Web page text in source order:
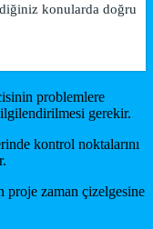
konularda doğru
problemlere
gerekir.
kontrol noktalarını
zaman çizelgesine